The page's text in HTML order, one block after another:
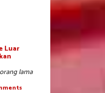
Luar
lama